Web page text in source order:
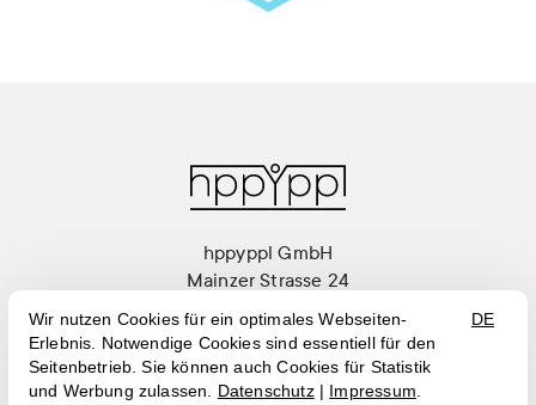
hppyppl GmbH
Mainzer Strasse 24
55411 Bingen am Rhein
+49 (0)6721 7033576
hi@hppyppl.de